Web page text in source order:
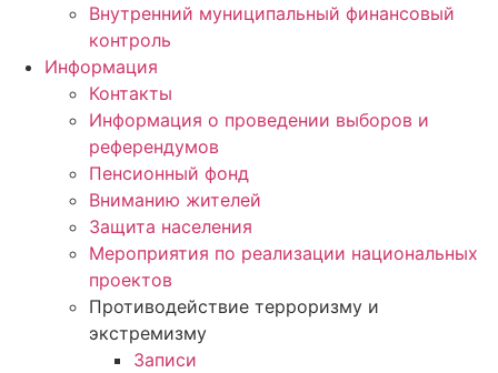
Внутренний муниципальный финансовый
контроль
Информация
Контакты
Информация о проведении выборов и
референдумов
Пенсионный фонд
Вниманию жителей
Защита населения
Мероприятия по реализации национальных
проектов
Противодействие терроризму и
экстремизму
Записи